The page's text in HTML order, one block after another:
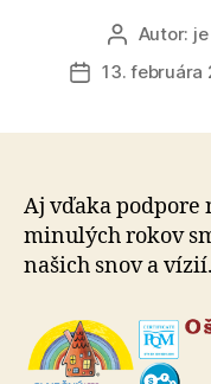
Autor
článku
Autor:
Dátum
13. februára
Aj vďaka podpore
minulých rokov
našich snov a vízií.